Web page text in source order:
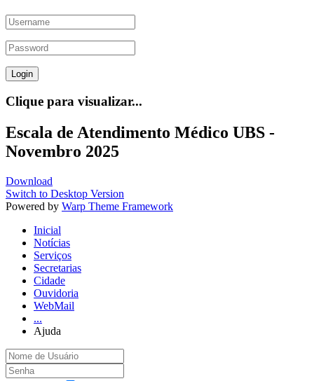
Clique para visualizar...
Escala de Atendimento Médico UBS -
Novembro 2025
Download
Switch to Desktop Version
Powered by Warp Theme Framework
Inicial
Notícias
Serviços
Secretarias
Cidade
Ouvidoria
WebMail
...
Ajuda